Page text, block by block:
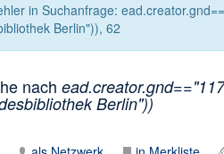
in Suchanfrage:
Berlin")), 62
nach
Berlin"))